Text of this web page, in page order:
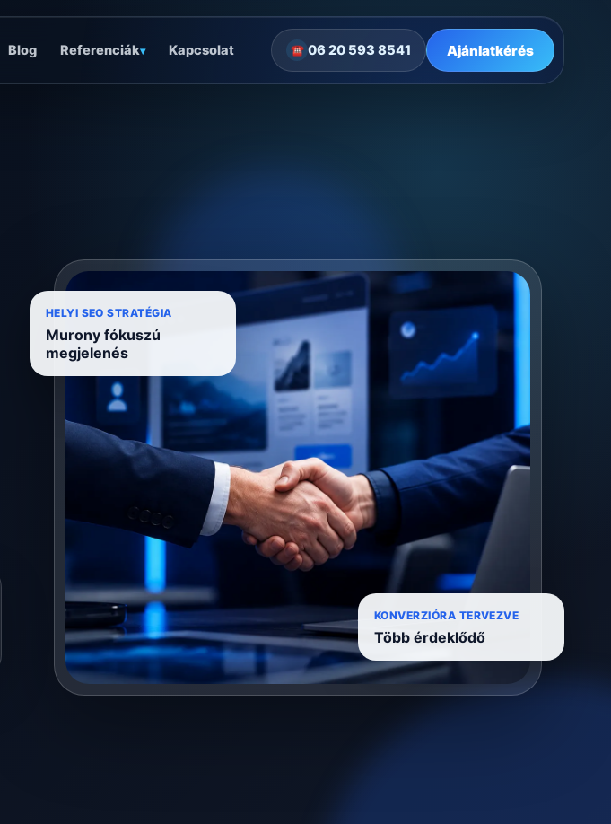
Blog Referenciák▾ Kapcsolat ☎ 06 20 593 8541 Ajánlatkérés
HELYI SEO STRATÉGIA
Murony fókuszú
megjelenés
KONVERZIÓRA TERVEZVE
Több érdeklődő